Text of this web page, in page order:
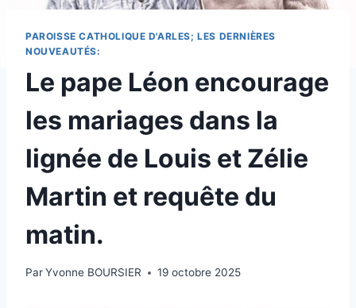
PAROISSE CATHOLIQUE D'ARLES; LES DERNIÈRES
NOUVEAUTÉS:
Le pape Léon encourage
les mariages dans la
lignée de Louis et Zélie
Martin et requête du
matin.
ParYvonne BOURSIER 19 octobre 2025